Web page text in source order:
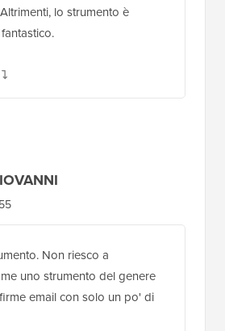
lo strumento è
Non riesco a
uno strumento del genere
email con solo un po' di